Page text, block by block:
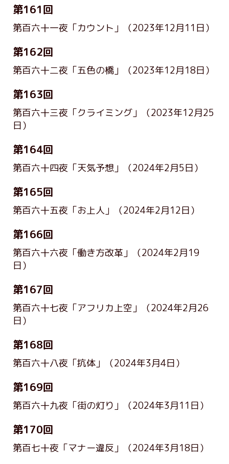
第161回
第百六十一夜「カウント」 （2023年12月11日）
第162回
第百六十二夜「五色の橋」 （2023年12月18日）
第163回
第百六十三夜「クライミング」
（2023年12月25
日）
第164回
第百六十四夜「天気予想」 （2024年2月5日）
第165回
第百六十五夜「お上人」 （2024年2月12日）
第166回
第百六十六夜「働き方改革」
（2024年2月19
日）
第167回
第百六十七夜「アフリカ上空」
（2024年2月26
日）
第168回
第百六十八夜「抗体」 （2024年3月4日）
第169回
第百六十九夜「街の灯り」 （2024年3月11日）
第170回
第百七十夜「マナー違反」 （2024年3月18日）